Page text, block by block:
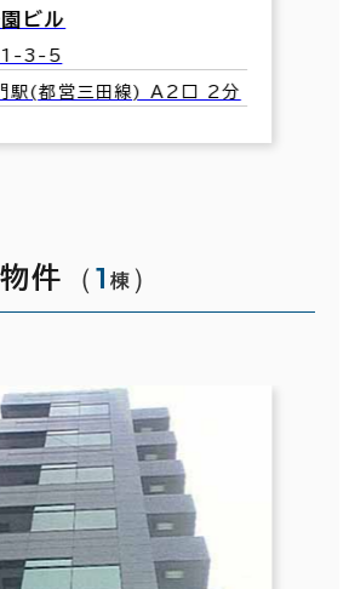
園ビル
1-3-5
門駅(都営三田線) A2口 2分
件 （1 棟 ）